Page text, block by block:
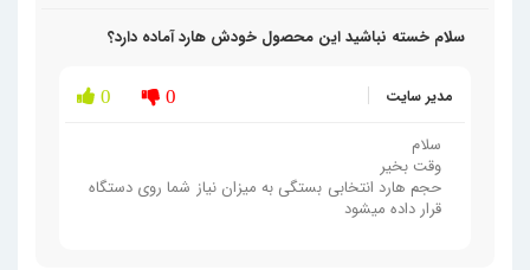
سلام خسته نباشید این محصول خودش هارد آماده دارد؟
مدیر سایت 0 0
سلام
وقت بخیر
حجم هارد انتخابی بستگی به میزان نیاز شما روی دستگاه
قرار داده میشود